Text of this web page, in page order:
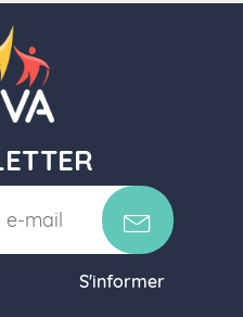
S'informer